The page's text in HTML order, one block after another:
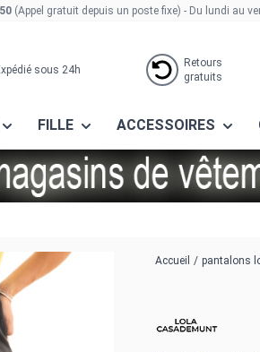
(Appel gratuit depuis un poste fixe) - Du lundi au
sous 24h
Retours
gratuits
FILLE ACCESSOIRES
Accueil / pantalons